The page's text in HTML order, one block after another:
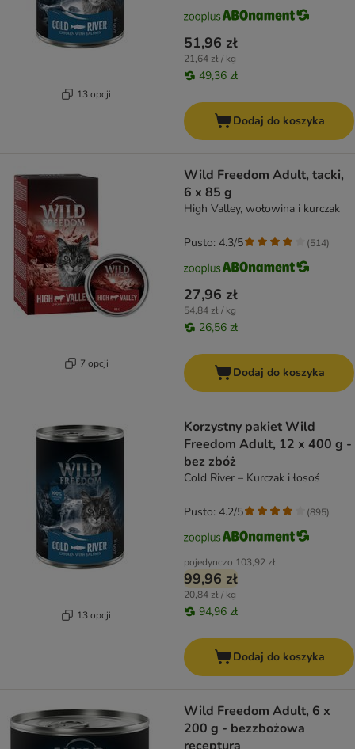
13 opcji
51,96 zł
21,64 zł / kg
49,36 zł
Dodaj do koszyka
7 opcji
Wild Freedom Adult, tacki,
6 x 85 g
High Valley, wołowina i kurczak
27,96 zł
54,84 zł / kg
26,56 zł
Pusto: 4.3/5 (514)
Dodaj do koszyka
13 opcji
Korzystny pakiet Wild
Freedom Adult, 12 x 400 g -
bez zbóż
Cold River – Kurczak i łosoś
pojedynczo 103,92 zł
99,96 zł
20,84 zł / kg
94,96 zł
Pusto: 4.2/5 (895)
Dodaj do koszyka
Wild Freedom Adult, 6 x
200 g - bezzbożowa